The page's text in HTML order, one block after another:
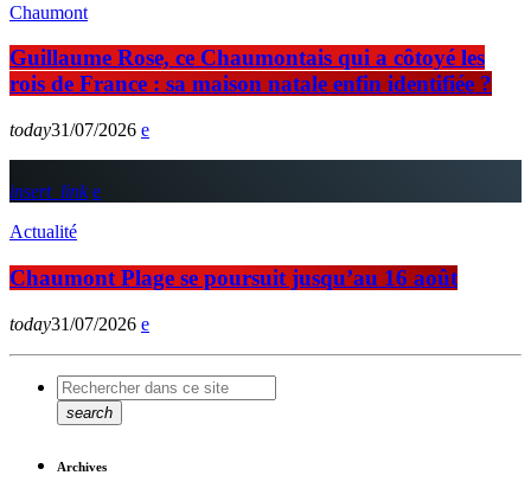
Chaumont
Guillaume Rose, ce Chaumontais qui a côtoyé les
rois de France : sa maison natale enfin identifiée ?
today31/07/2026
insert_link
Actualité
Chaumont Plage se poursuit jusqu’au 16 août
today31/07/2026
search
Archives